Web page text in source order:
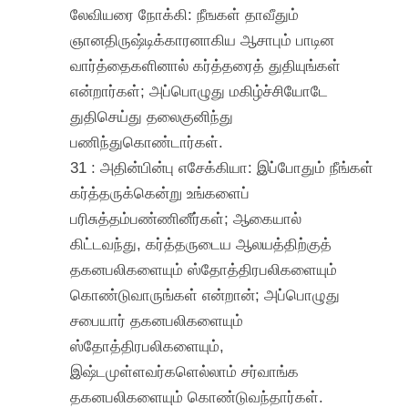
லேவியரை நோக்கி: நீஙகள் தாவீதும்
ஞானதிருஷ்டிக்காரனாகிய ஆசாபும் பாடின
வார்த்தைகளினால் கர்த்தரைத் துதியுங்கள்
என்றார்கள்; அப்பொழுது மகிழ்ச்சியோடே
துதிசெய்து தலைகுனிந்து
பணிந்துகொண்டார்கள்.
31 : அதின்பின்பு எசேக்கியா: இப்போதும் நீங்கள்
கர்த்தருக்கென்று உங்களைப்
பரிசுத்தம்பண்ணினீர்கள்; ஆகையால்
கிட்டவந்து, கர்த்தருடைய ஆலயத்திற்குத்
தகனபலிகளையும் ஸ்தோத்திரபலிகளையும்
கொண்டுவாருங்கள் என்றான்; அப்பொழுது
சபையார் தகனபலிகளையும்
ஸ்தோத்திரபலிகளையும்,
இஷ்டமுள்ளவர்களெல்லாம் சர்வாங்க
தகனபலிகளையும் கொண்டுவந்தார்கள்.